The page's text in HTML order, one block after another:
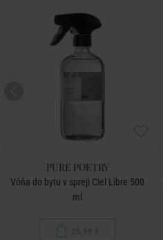
PURE POETRY
Vôňa do bytu v spreji Ciel Libre 500
ml
25,99 €